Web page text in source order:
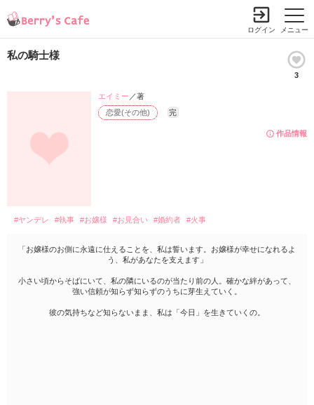
メニュー
ログイン
私の騎士様
3
作品情報
恋愛(その他) 完
エイミー ／著
#ヤンデレ #執事 #お嬢様 #お見合い #婚約者 #火事
「お嬢様のお側に永遠に仕えることを、私は誓います。お嬢様が幸せになれるよ
う、私があなたを支えます」
小さい頃からそばにいて、私の隣にいるのが当たり前の人。確かな絆があって、
強い信頼が知らず知らずのうちに芽生えていく。
彼の気持ちなど知らないまま、私は「今日」を生きていくの。